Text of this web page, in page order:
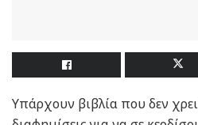
Υπάρχουν βιβλία που δεν